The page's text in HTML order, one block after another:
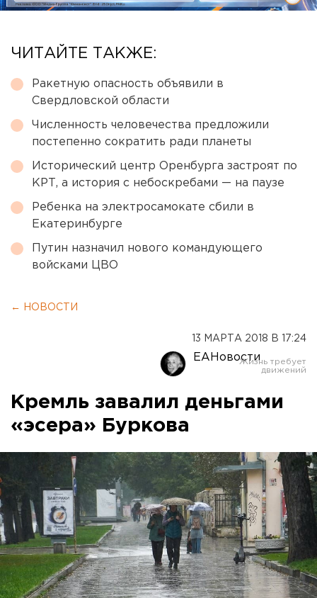
ЧИТАЙТЕ ТАКЖЕ:
Ракетную опасность объявили в
Свердловской области
Численность человечества предложили
постепенно сократить ради планеты
Исторический центр Оренбурга застроят по
КРТ, а история с небоскребами — на паузе
Ребенка на электросамокате сбили в
Екатеринбурге
Путин назначил нового командующего
войсками ЦВО
← НОВОСТИ
13 МАРТА 2018 В 17:24
ЕАНовости
Кремль завалил деньгами
«эсера» Буркова